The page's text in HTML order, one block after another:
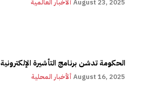
ألأخبار العالمية August 23, 2025
الحكومة تدشن برنامج التأشيرة الإلكترونية
ألأخبار المحلية August 16, 2025